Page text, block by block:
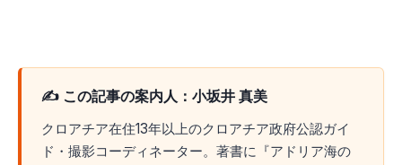
✍️ この記事の案内人：小坂井 真美
クロアチア在住13年以上のクロアチア政府公認ガイ
ド・撮影コーディネーター。著書に『アドリア海の